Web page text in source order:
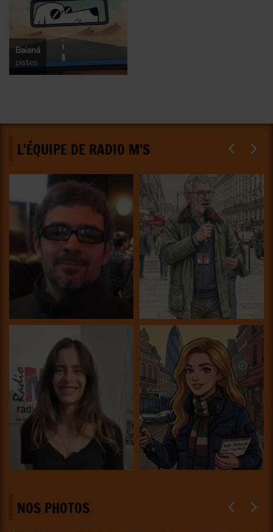
Baianá
pistes
L'ÉQUIPE DE RADIO M'S
NOS PHOTOS